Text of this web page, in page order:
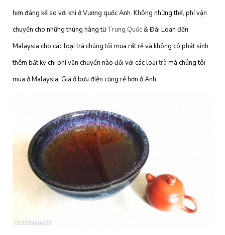
hơn đáng kể so với khi ở Vương quốc Anh. Không những thế, phí vận
chuyển cho những thùng hàng từTrung Quốc & Đài Loan đến
Malaysia cho các loại trà chúng tôi mua rất rẻ và không có phát sinh
thêm bất kỳ chi phí vận chuyển nào đối với các loạitrà mà chúng tôi
mua ở Malaysia. Giá ở bưu điện cũng rẻ hơn ở Anh.